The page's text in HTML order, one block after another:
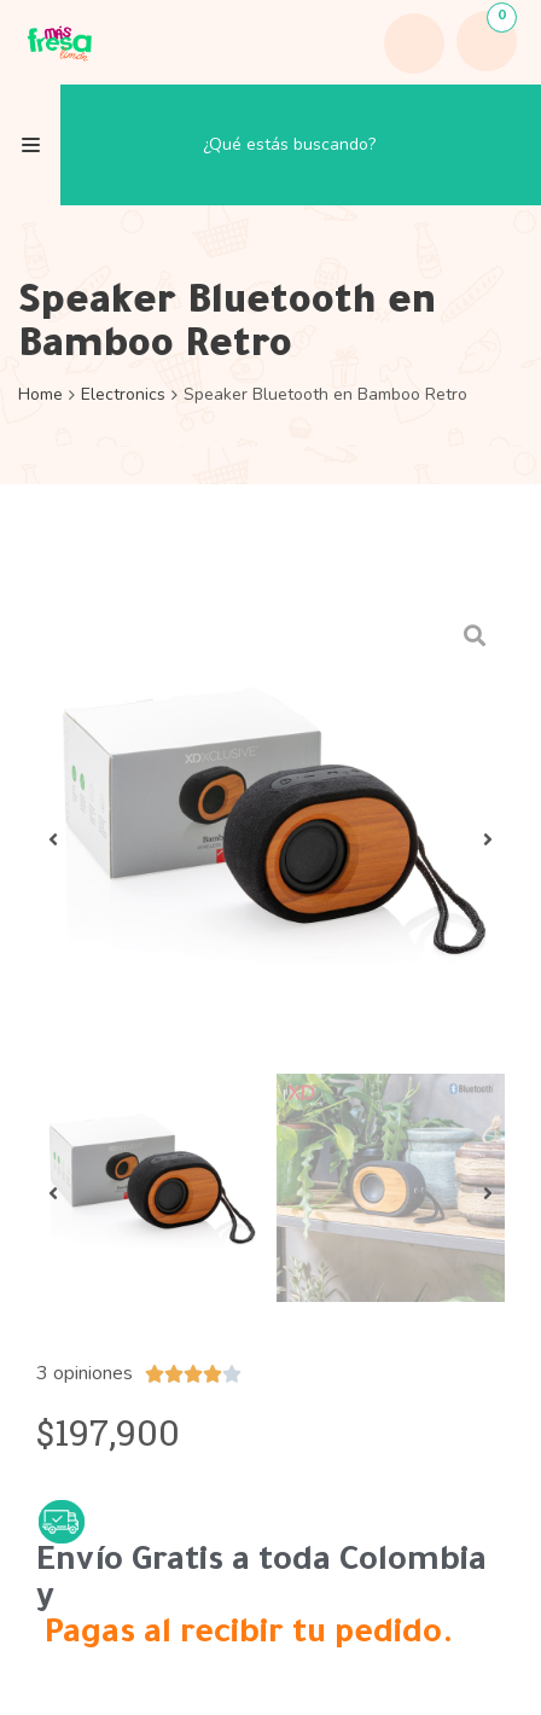
0
Speaker Bluetooth en
Bamboo Retro
Home Electronics Speaker Bluetooth en Bamboo Retro
3 opiniones 
$197,900
Envío Gratis a toda Colombia
y
Pagas al recibir tu pedido.